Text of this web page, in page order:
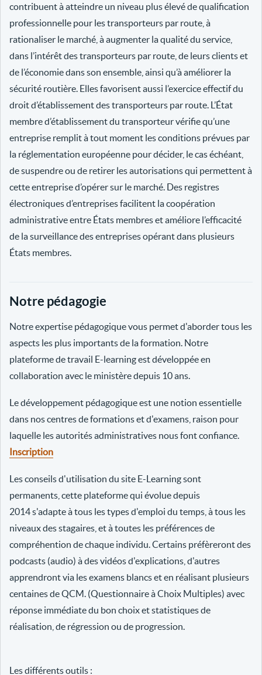
contribuent à atteindre un niveau plus élevé de qualification
professionnelle pour les transporteurs par route, à
rationaliser le marché, à augmenter la qualité du service,
dans l’intérêt des transporteurs par route, de leurs clients et
de l’économie dans son ensemble, ainsi qu’à améliorer la
sécurité routière. Elles favorisent aussi l’exercice effectif du
droit d’établissement des transporteurs par route. L’État
membre d’établissement du transporteur vérifie qu’une
entreprise remplit à tout moment les conditions prévues par
la réglementation européenne pour décider, le cas échéant,
de suspendre ou de retirer les autorisations qui permettent à
cette entreprise d’opérer sur le marché. Des registres
électroniques d’entreprises facilitent la coopération
administrative entre États membres et améliore l’efficacité
de la surveillance des entreprises opérant dans plusieurs
États membres.
Notre pédagogie
Notre expertise pédagogique vous permet d'aborder tous les
aspects les plus importants de la formation. Notre
plateforme de travail E-learning est développée en
collaboration avec le ministère depuis 10 ans.
Le développement pédagogique est une notion essentielle
dans nos centres de formations et d'examens, raison pour
laquelle les autorités administratives nous font confiance.
Inscription
Les conseils d'utilisation du site E-Learning sont
permanents, cette plateforme qui évolue depuis
2014 s'adapte à tous les types d'emploi du temps, à tous les
niveaux des stagaires, et à toutes les préférences de
compréhention de chaque individu. Certains préfèreront des
podcasts (audio) à des vidéos d'explications, d'autres
apprendront via les examens blancs et en réalisant plusieurs
centaines de QCM. (Questionnaire à Choix Multiples) avec
réponse immédiate du bon choix et statistiques de
réalisation, de régression ou de progression.
Les différents outils :